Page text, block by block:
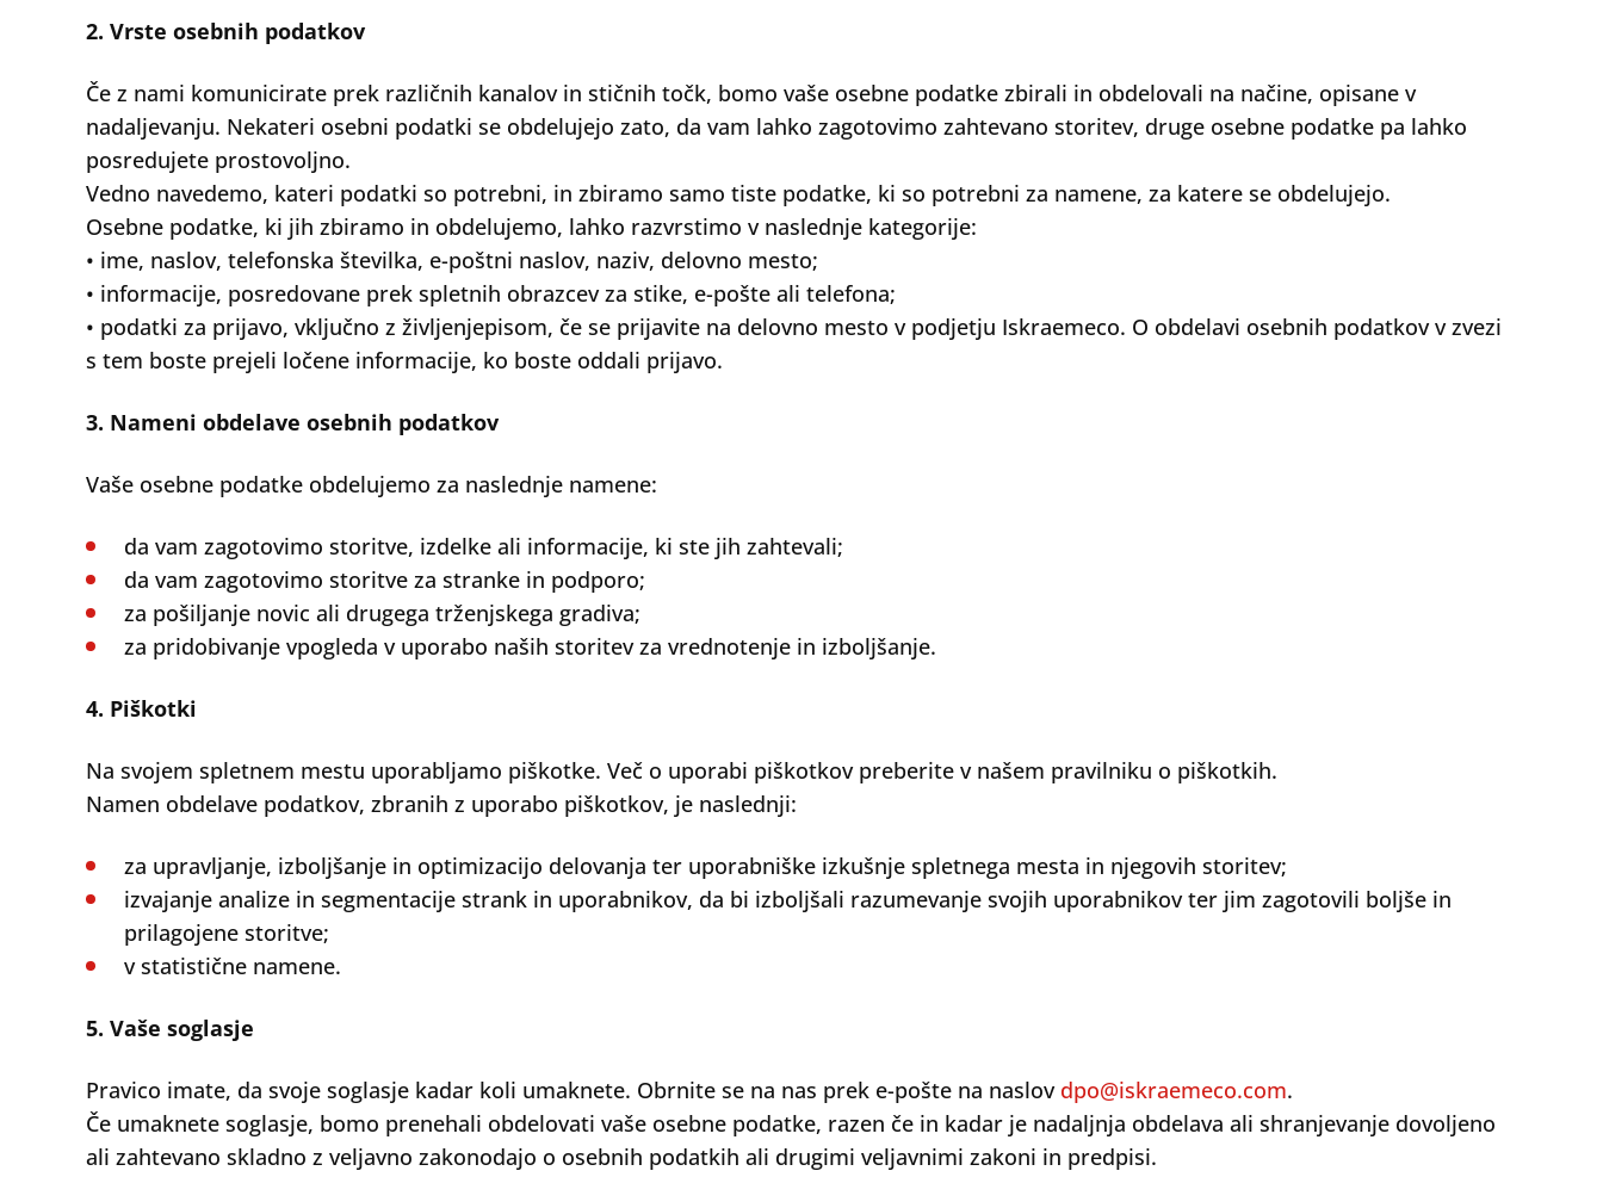
2. Vrste osebnih podatkov
Če z nami komunicirate prek različnih kanalov in stičnih točk, bomo vaše osebne podatke zbirali in obdelovali na načine, opisane v
nadaljevanju. Nekateri osebni podatki se obdelujejo zato, da vam lahko zagotovimo zahtevano storitev, druge osebne podatke pa lahko
posredujete prostovoljno.
Vedno navedemo, kateri podatki so potrebni, in zbiramo samo tiste podatke, ki so potrebni za namene, za katere se obdelujejo.
Osebne podatke, ki jih zbiramo in obdelujemo, lahko razvrstimo v naslednje kategorije:
• ime, naslov, telefonska številka, e-poštni naslov, naziv, delovno mesto;
• informacije, posredovane prek spletnih obrazcev za stike, e-pošte ali telefona;
• podatki za prijavo, vključno z življenjepisom, če se prijavite na delovno mesto v podjetju Iskraemeco. O obdelavi osebnih podatkov v zvezi
s tem boste prejeli ločene informacije, ko boste oddali prijavo.
3. Nameni obdelave osebnih podatkov
Vaše osebne podatke obdelujemo za naslednje namene:
da vam zagotovimo storitve, izdelke ali informacije, ki ste jih zahtevali;
da vam zagotovimo storitve za stranke in podporo;
za pošiljanje novic ali drugega trženjskega gradiva;
za pridobivanje vpogleda v uporabo naših storitev za vrednotenje in izboljšanje.
4. Piškotki
Na svojem spletnem mestu uporabljamo piškotke. Več o uporabi piškotkov preberite v našem pravilniku o piškotkih.
Namen obdelave podatkov, zbranih z uporabo piškotkov, je naslednji:
za upravljanje, izboljšanje in optimizacijo delovanja ter uporabniške izkušnje spletnega mesta in njegovih storitev;
izvajanje analize in segmentacije strank in uporabnikov, da bi izboljšali razumevanje svojih uporabnikov ter jim zagotovili boljše in
prilagojene storitve;
v statistične namene.
5. Vaše soglasje
Pravico imate, da svoje soglasje kadar koli umaknete. Obrnite se na nas prek e-pošte na naslov dpo@iskraemeco.com.
Če umaknete soglasje, bomo prenehali obdelovati vaše osebne podatke, razen če in kadar je nadaljnja obdelava ali shranjevanje dovoljeno
ali zahtevano skladno z veljavno zakonodajo o osebnih podatkih ali drugimi veljavnimi zakoni in predpisi.